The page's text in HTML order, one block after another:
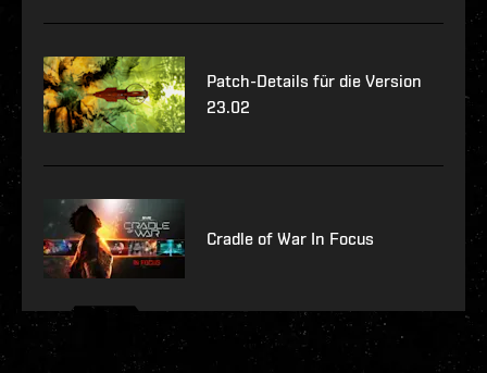
Patch-Details für die Version
23.02
Cradle of War In Focus